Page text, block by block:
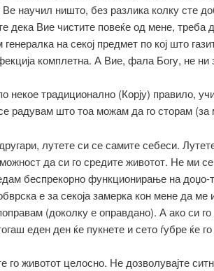
научил ништо, без разлика колку сте
дека Вие чистите повеќе од мене, треба
генералка на секој предмет по кој што
комплетна. А Вие, фала Богу, не ни
некое традиционално (Корју) правило,
радувам што тоа можам да го сторам (за
лутете си се самите себеси.
да си го средите животот. Не ми
беспрекорно функционирање на доџо-
е за секоја замерка кон мене да ме
(доколку е оправдано). А ако си го
еден ден ќе пукнете и сето ѓубре ќе
го животот целосно. Не дозволувајте